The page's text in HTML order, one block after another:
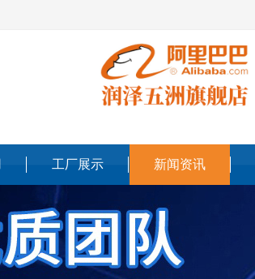
工厂展示 新闻资讯